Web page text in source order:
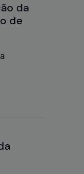
da
de